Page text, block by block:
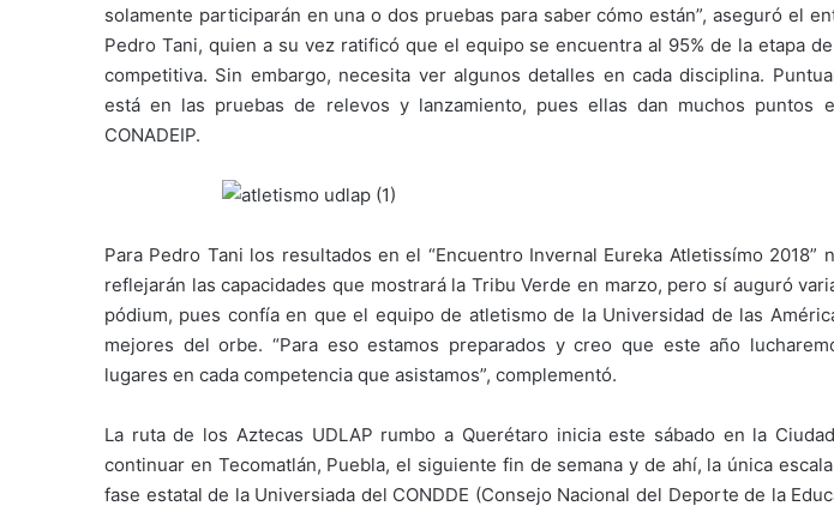
solamente participarán en una o dos pruebas para saber cómo están”, aseguró el
Pedro Tani, quien a su vez ratificó que el equipo se encuentra al 95% de la etapa
competitiva. Sin embargo, necesita ver algunos detalles en cada disciplina.
está en las pruebas de relevos y lanzamiento, pues ellas dan muchos puntos
CONADEIP.
Para Pedro Tani los resultados en el “Encuentro Invernal Eureka Atletissímo 2018”
reflejarán las capacidades que mostrará la Tribu Verde en marzo, pero sí auguró
pódium, pues confía en que el equipo de atletismo de la Universidad de las
mejores del orbe. “Para eso estamos preparados y creo que este año
lugares en cada competencia que asistamos”, complementó.
La ruta de los Aztecas UDLAP rumbo a Querétaro inicia este sábado en la
continuar en Tecomatlán, Puebla, el siguiente fin de semana y de ahí, la única
fase estatal de la Universiada del CONDDE (Consejo Nacional del Deporte de la